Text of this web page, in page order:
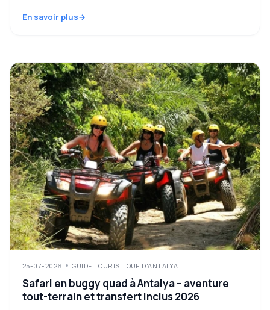
En savoir plus
25-07-2026 GUIDE TOURISTIQUE D'ANTALYA
Safari en buggy quad à Antalya – aventure
tout-terrain et transfert inclus 2026